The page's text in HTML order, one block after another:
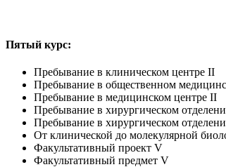
Пятый курс:
Пребывание в клиническом центре II
Пребывание в общественном
Пребывание в медицинском центре II
Пребывание в хирургическом
Пребывание в хирургическом
От клинической до молекулярной
Факультативный проект V
Факультативный предмет V